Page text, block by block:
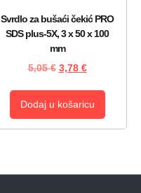
Svrdlo za bušaći čekić PRO
SDS plus-5X, 3 x 50 x 100
mm
5,05€ 3,78 €
Dodaj u košaricu